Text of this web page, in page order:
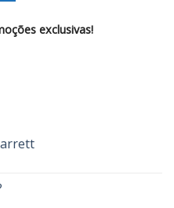
exclusivas!